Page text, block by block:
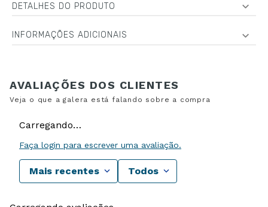
DETALHES DO PRODUTO
INFORMAÇÕES ADICIONAIS
Carregando…
Faça login para escrever uma avaliação.
Mais recentes Todos